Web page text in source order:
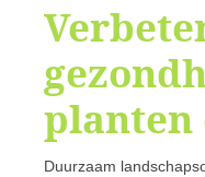
planten
Duurzaam